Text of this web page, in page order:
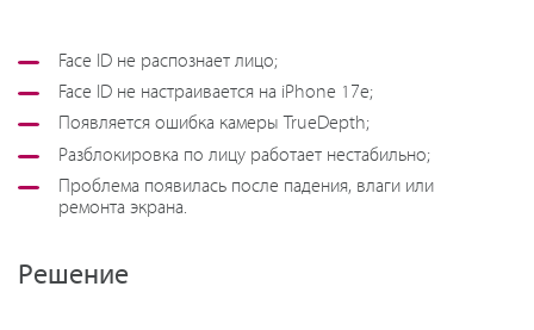
Face ID не распознает лицо;
Face ID не настраивается на iPhone 17e;
Появляется ошибка камеры TrueDepth;
Разблокировка по лицу работает нестабильно;
Проблема появилась после падения, влаги или
ремонта экрана.
Решение